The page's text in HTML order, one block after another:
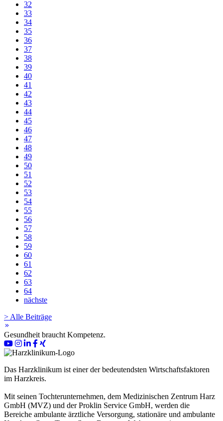
32
33
34
35
36
37
38
39
40
41
42
43
44
45
46
47
48
49
50
51
52
53
54
55
56
57
58
59
60
61
62
63
64
nächste
> Alle Beiträge
keyboard_double_arrow_right
Gesundheit braucht Kompetenz.
Das Harzklinikum ist einer der bedeutendsten Wirtschaftsfaktoren
im Harzkreis.
Mit seinen Tochterunternehmen, dem Medizinischen Zentrum Harz
GmbH (MVZ) und der Proklin Service GmbH, werden die
Bereiche ambulante ärztliche Versorgung, stationäre und ambulante